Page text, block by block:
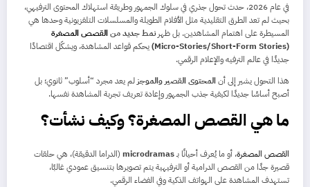
في عام 2026، حدث تحول جذري في سلوك الجمهور وطريقة استهلاك المحتوى الترفيهي،
بحيث لم تعد الطرق التقليدية مثل الأفلام الطويلة والمسلسلات التلفزيونية وحدها هي
المسيطرة على اهتمام المشاهدين. بل ظهر نمط جديد منالقصص المصغرة
(Micro‑Stories/Short‑Form Stories)
يحكم قواعد المشاهدة، ويشكّل اقتصادًا
جديدًا في عالم الترفيه والإعلام الرقمي.
هذا التحول يشير إلى أنالمحتوى القصير والموجز لم يعد مجرد “أسلوب” ثانوي؛ بل
أصبح أساسًا جديدًا لكيفية جذب الجمهور وإعادة تعريف تجربة المشاهدة نفسها.
ما هي القصص المصغرة؟ وكيف نشأت؟
القصص المصغرة، أو ما يُعرف أحيانًا بـmicrodramas (الدراما الدقيقة)، هي حلقات
قصيرة جدًا من القصص الدرامية أو الترفيهية يتم تصويرها بتنسيق عمودي غالبًا،
تستهدف المشاهدة على الهواتف الذكية وفي الفضاء الرقمي.